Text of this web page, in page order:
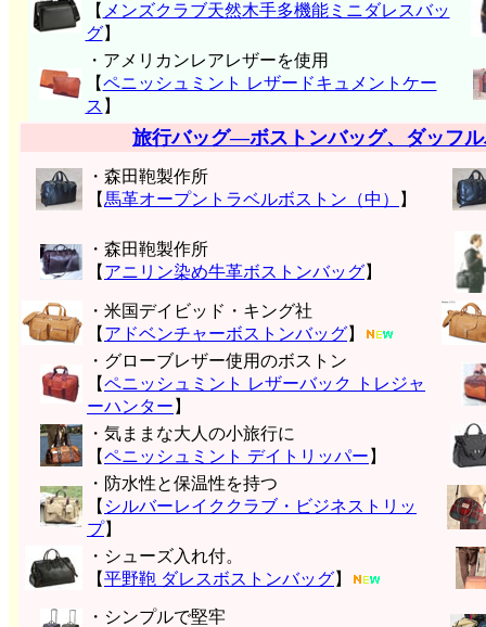
【 メンズクラブ天然木手多機能ミニダレスバッ
グ】
・アメリカンレアレザーを使用
【ペニッシュミント レザードキュメントケー
ス 】
旅行バッグ―ボストンバッグ、ダッフ
・森田鞄製作所
【 馬革オープントラベルボストン（中） 】
・森田鞄製作所
【 アニリン染め牛革ボストンバッグ】
・米国デイビッド・キング社
【 アドベンチャーボストンバッグ】
・グローブレザー使用のボストン
【ペニッシュミント レザーバック トレジャ
ーハンター 】
・気ままな大人の小旅行に
【ペニッシュミント デイトリッパー 】
・防水性と保温性を持つ
【 シルバーレイククラブ・ビジネストリッ
プ】
・シューズ入れ付。
【平野鞄 ダレスボストンバッグ】
・シンプルで堅牢